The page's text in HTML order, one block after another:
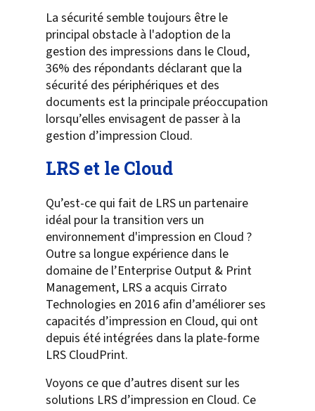
La sécurité semble toujours être le
principal obstacle à l'adoption de la
gestion des impressions dans le Cloud,
36% des répondants déclarant que la
sécurité des périphériques et des
documents est la principale préoccupation
lorsqu’elles envisagent de passer à la
gestion d’impression Cloud.
LRS et le Cloud
Qu’est-ce qui fait de LRS un partenaire
idéal pour la transition vers un
environnement d'impression en Cloud ?
Outre sa longue expérience dans le
domaine de l’Enterprise Output & Print
Management, LRS a acquis Cirrato
Technologies en 2016 afin d’améliorer ses
capacités d’impression en Cloud, qui ont
depuis été intégrées dans la plate-forme
LRS CloudPrint.
Voyons ce que d’autres disent sur les
solutions LRS d’impression en Cloud. Ce